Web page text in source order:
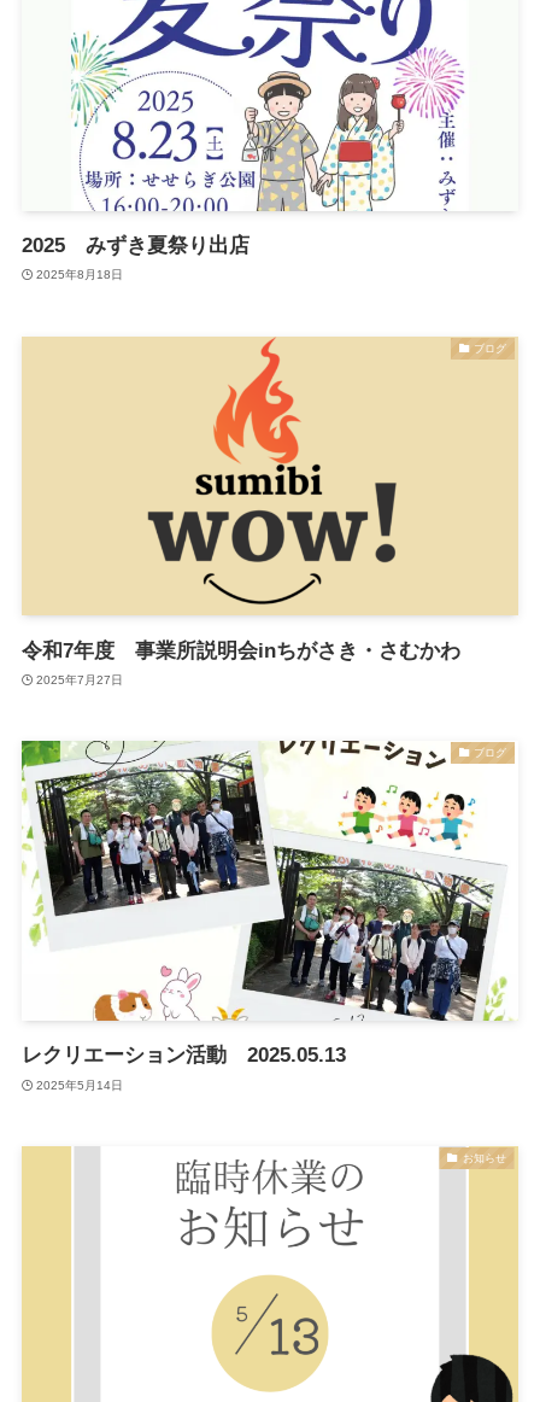
2025 みずき夏祭り出店
2025年8月18日
ブログ
令和7年度 事業所説明会inちがさき・さむかわ
2025年7月27日
ブログ
レクリエーション活動 2025.05.13
2025年5月14日
お知らせ